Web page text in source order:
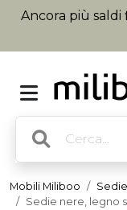
Ancora più saldi
Mobili Miliboo Sedie
Sedie nere, legno